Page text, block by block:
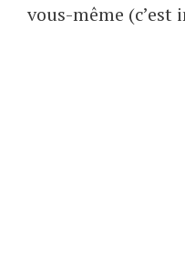
vous-même